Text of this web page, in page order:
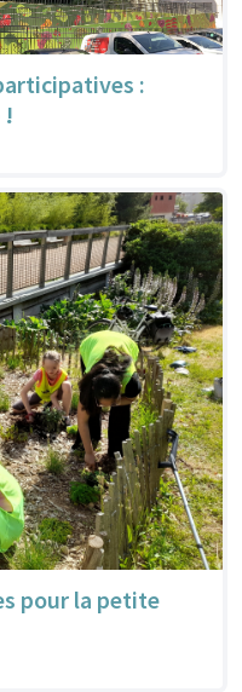
:
!
pour la petite